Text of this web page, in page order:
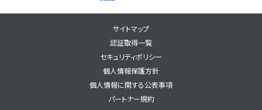
サイトマップ
認証取得一覧
セキュリティポリシー
個人情報保護方針
個人情報に関する公表事項
パートナー規約